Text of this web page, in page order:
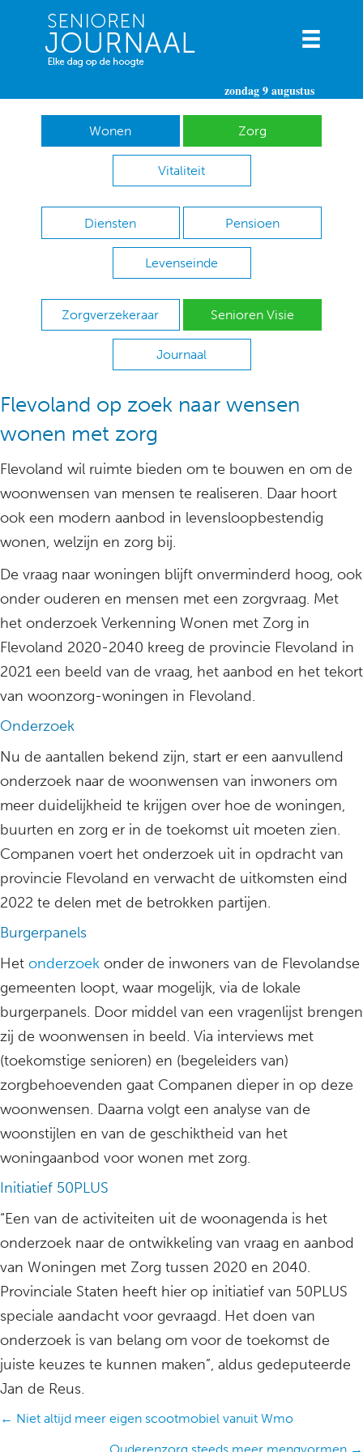
zondag 9 augustus
Wonen Zorg
Vitaliteit
Diensten Pensioen
Levenseinde
Zorgverzekeraar Senioren Visie
Journaal
Flevoland op zoek naar wensen
wonen met zorg
Flevoland wil ruimte bieden om te bouwen en om de
woonwensen van mensen te realiseren. Daar hoort
ook een modern aanbod in levensloopbestendig
wonen, welzijn en zorg bij.
De vraag naar woningen blijft onverminderd hoog, ook
onder ouderen en mensen met een zorgvraag. Met
het onderzoek Verkenning Wonen met Zorg in
Flevoland 2020-2040 kreeg de provincie Flevoland in
2021 een beeld van de vraag, het aanbod en het tekort
van woonzorg-woningen in Flevoland.
Onderzoek
Nu de aantallen bekend zijn, start er een aanvullend
onderzoek naar de woonwensen van inwoners om
meer duidelijkheid te krijgen over hoe de woningen,
buurten en zorg er in de toekomst uit moeten zien.
Companen voert het onderzoek uit in opdracht van
provincie Flevoland en verwacht de uitkomsten eind
2022 te delen met de betrokken partijen.
Burgerpanels
Het onderzoek onder de inwoners van de Flevolandse
gemeenten loopt, waar mogelijk, via de lokale
burgerpanels. Door middel van een vragenlijst brengen
zij de woonwensen in beeld. Via interviews met
(toekomstige senioren) en (begeleiders van)
zorgbehoevenden gaat Companen dieper in op deze
woonwensen. Daarna volgt een analyse van de
woonstijlen en van de geschiktheid van het
woningaanbod voor wonen met zorg.
Initiatief 50PLUS
“Een van de activiteiten uit de woonagenda is het
onderzoek naar de ontwikkeling van vraag en aanbod
van Woningen met Zorg tussen 2020 en 2040.
Provinciale Staten heeft hier op initiatief van 50PLUS
speciale aandacht voor gevraagd. Het doen van
onderzoek is van belang om voor de toekomst de
juiste keuzes te kunnen maken”, aldus gedeputeerde
Jan de Reus.
Posts
← Niet altijd meer eigen scootmobiel vanuit Wmo